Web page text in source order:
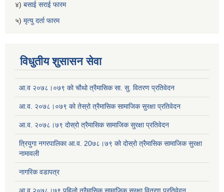
४) बसाई सराई फारम
५) मृत्यु दर्ता फारम
विधुतीय शुसासन सेवा
आ.व २०७८।०७९ को चौथो त्रैमासिक सा. सु. वितरण प्रतिवेदन
आ.व. २०७८।०७९ को तेस्रो त्रैमासिक सामाजिक सुरक्षा प्रतिवेदन
आ.व. २०७८।७९ दोस्रो त्रैमासिक सामाजिक सुरक्षा प्रतिवेदन
त्रियुगा नगरपालिका आ.व. 20७८।७९ को दोस्रो त्रैमासिक सामाजिक सुरक्षा
नामावली
नागरिक वडापत्र